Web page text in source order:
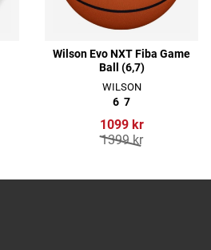
Wilson Evo NXT Fiba Game
Ball (6,7)
WILSON
6 7
1099 kr
1399 kr